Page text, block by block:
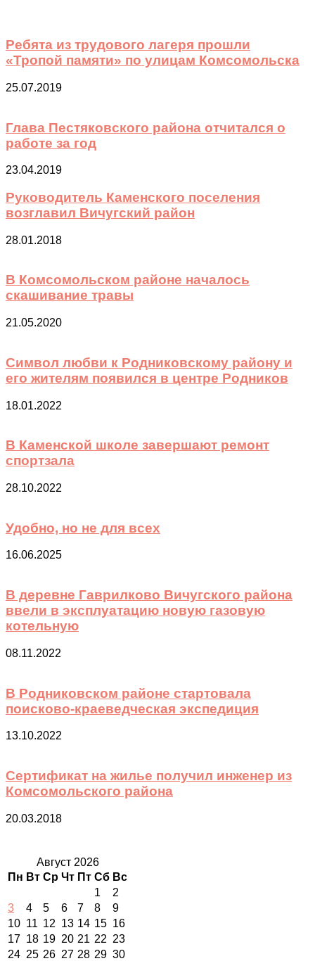
Ребята из трудового лагеря прошли
«Тропой памяти» по улицам Комсомольска
25.07.2019
Глава Пестяковского района отчитался о
работе за год
23.04.2019
Руководитель Каменского поселения
возглавил Вичугский район
28.01.2018
В Комсомольском районе началось
скашивание травы
21.05.2020
Символ любви к Родниковскому району и
его жителям появился в центре Родников
18.01.2022
В Каменской школе завершают ремонт
спортзала
28.10.2022
Удобно, но не для всех
16.06.2025
В деревне Гаврилково Вичугского района
ввели в эксплуатацию новую газовую
котельную
08.11.2022
В Родниковском районе стартовала
поисково-краеведческая экспедиция
13.10.2022
Сертификат на жилье получил инженер из
Комсомольского района
20.03.2018
Август 2026
Пн Вт Ср Чт Пт Сб Вс
1
2
3
4 5 6 7 8
9
10 11 12 13 14 15 16
17 18 19 20 21 22 23
24 25 26 27 28 29 30